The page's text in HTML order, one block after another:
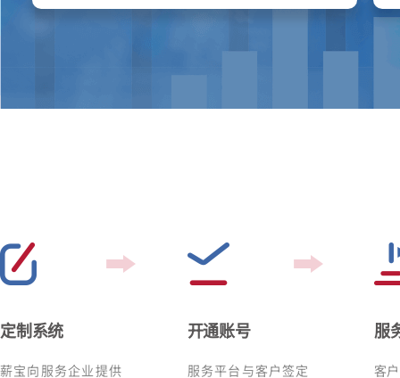
定制系统
薪宝向服务企业提供
开通账号
服务平台与客户签定
服
客